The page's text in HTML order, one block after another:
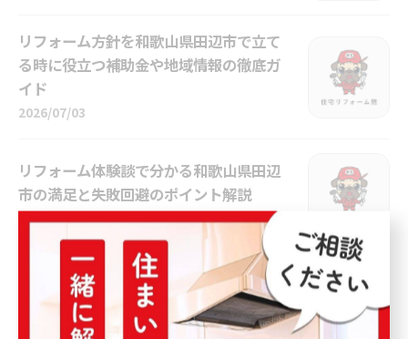
リフォーム方針を和歌山県田辺市で立て
る時に役立つ補助金や地域情報の徹底ガ
イド
2026/07/03
リフォーム体験談で分かる和歌山県田辺
市の満足と失敗回避のポイント解説
2026/06/26
リフォーム相談で築40年超住宅の安全と
快適を叶える具体的な進め方
2026/06/19